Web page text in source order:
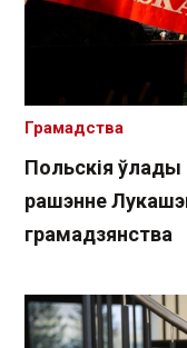
Польскія
рашэнне
грамадзянства
Грамадства